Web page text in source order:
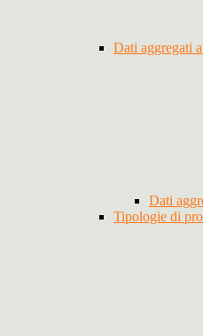
Dati aggregati
Dati
Tipologie di